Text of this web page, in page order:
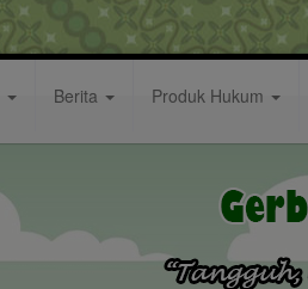
Berita Produk Hukum